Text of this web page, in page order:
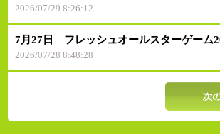
2026/07/29 8:26:12
7月27日 フレッシュオールスターゲー
2026/07/28 8:48:28